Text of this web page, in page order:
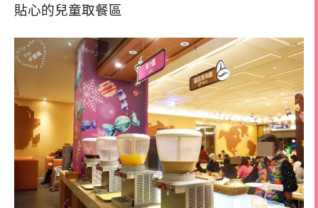
貼心的兒童取餐區